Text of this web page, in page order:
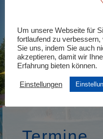
Um unsere Webseite für
fortlaufend zu
Sie uns, indem Sie auch
akzeptieren, damit wir
Erfahrung bieten können.
Einstellungen